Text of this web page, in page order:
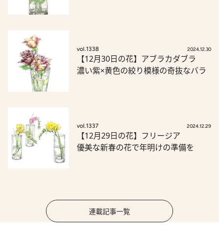
vol.1338 2024.12.30
【12月30日の花】アブラカダブラ
濃い紫×黄色の絞り模様の奇抜なバラ
vol.1337 2024.12.29
【12月29日の花】フリージア
優美な新春の花で年明けの準備を
連載記事一覧